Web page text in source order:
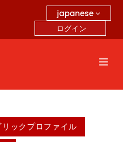
japanese
ログイン
ックプロファイル